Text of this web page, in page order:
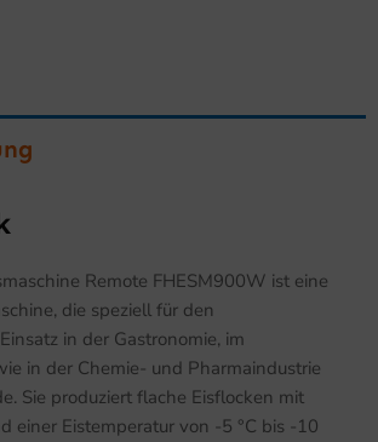
Remote FHESM900W ist eine
die speziell für den
in der Gastronomie, im
in der Chemie- und Pharmaindustrie
Sie produziert flache Eisflocken mit
einer Eistemperatur von -5 °C bis -10